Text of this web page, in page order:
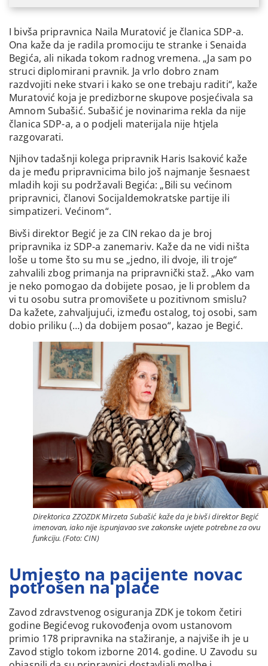
I bivša pripravnica Naila Muratović je članica SDP-a.
Ona kaže da je radila promociju te stranke i Senaida
Begića, ali nikada tokom radnog vremena. „Ja sam po
struci diplomirani pravnik. Ja vrlo dobro znam
razdvojiti neke stvari i kako se one trebaju raditi“, kaže
Muratović koja je predizborne skupove posjećivala sa
Amnom Subašić. Subašić je novinarima rekla da nije
članica SDP-a, a o podjeli materijala nije htjela
razgovarati.
Njihov tadašnji kolega pripravnik Haris Isaković kaže
da je među pripravnicima bilo još najmanje šesnaest
mladih koji su podržavali Begića: „Bili su većinom
pripravnici, članovi Socijaldemokratske partije ili
simpatizeri. Većinom“.
Bivši direktor Begić je za CIN rekao da je broj
pripravnika iz SDP-a zanemariv. Kaže da ne vidi ništa
loše u tome što su mu se „jedno, ili dvoje, ili troje“
zahvalili zbog primanja na pripravnički staž. „Ako vam
je neko pomogao da dobijete posao, je li problem da
vi tu osobu sutra promovišete u pozitivnom smislu?
Da kažete, zahvaljujući, između ostalog, toj osobi, sam
dobio priliku (…) da dobijem posao“, kazao je Begić.
Direktorica ZZOZDK Mirzeta Subašić kaže da je bivši direktor Begić
imenovan, iako nije ispunjavao sve zakonske uvjete potrebne za ovu
funkciju. (Foto: CIN)
Umjesto na pacijente novac
potrošen na plaće
Zavod zdravstvenog osiguranja ZDK je tokom četiri
godine Begićevog rukovođenja ovom ustanovom
primio 178 pripravnika na stažiranje, a najviše ih je u
Zavod stiglo tokom izborne 2014. godine. U Zavodu su